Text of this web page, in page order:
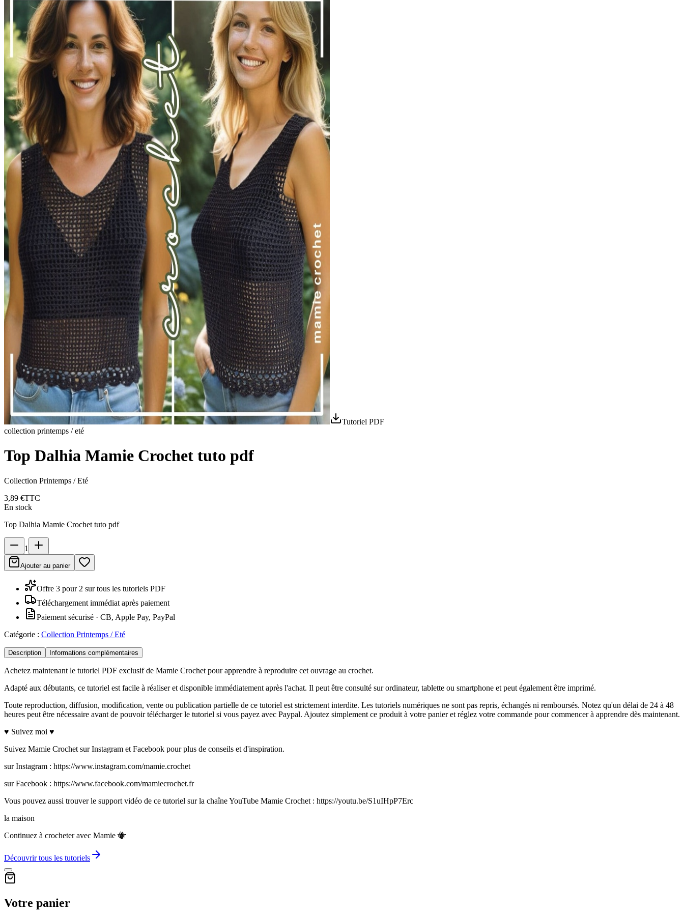
Tutoriel PDF
collection printemps / eté
Top Dalhia Mamie Crochet tuto pdf
Collection Printemps / Eté
3,89 €TTC
En stock
Top Dalhia Mamie Crochet tuto pdf
1
Ajouter au panier
Offre 3 pour 2 sur tous les tutoriels PDF
Téléchargement immédiat après paiement
Paiement sécurisé · CB, Apple Pay, PayPal
Catégorie : Collection Printemps / Eté
Description Informations complémentaires
Achetez maintenant le tutoriel PDF exclusif de Mamie Crochet pour apprendre à reproduire cet ouvrage au crochet.
Adapté aux débutants, ce tutoriel est facile à réaliser et disponible immédiatement après l'achat. Il peut être consulté sur ordinateur, tablette ou smartphone et peut également être imprimé.
Toute reproduction, diffusion, modification, vente ou publication partielle de ce tutoriel est strictement interdite. Les tutoriels numériques ne sont pas repris, échangés ni remboursés. Notez qu'un délai de 24 à 48
heures peut être nécessaire avant de pouvoir télécharger le tutoriel si vous payez avec Paypal. Ajoutez simplement ce produit à votre panier et réglez votre commande pour commencer à apprendre dès maintenant.
♥ Suivez moi ♥
Suivez Mamie Crochet sur Instagram et Facebook pour plus de conseils et d'inspiration.
sur Instagram : https://www.instagram.com/mamie.crochet
sur Facebook : https://www.facebook.com/mamiecrochet.fr
Vous pouvez aussi trouver le support vidéo de ce tutoriel sur la chaîne YouTube Mamie Crochet : https://youtu.be/S1uIHpP7Erc
la maison
Continuez à crocheter avec Mamie 🐝
Découvrir tous les tutoriels
Votre panier